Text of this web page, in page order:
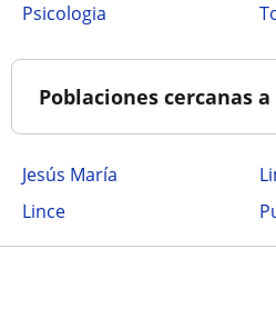
Psicologia
Poblaciones cercanas
Jesús María
Lince